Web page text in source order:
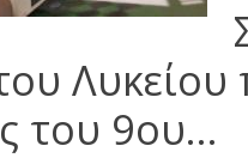
Λυκείου
του 9ου...